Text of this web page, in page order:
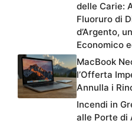
delle Carie:
Fluoruro di
d’Argento,
Economico
MacBook
l’Offerta
Annulla i
Incendi in
alle Porte di